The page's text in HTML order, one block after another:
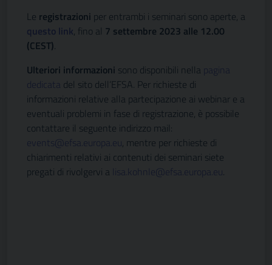
Le registrazioni per entrambi i seminari sono aperte, a
questo link, fino al 7 settembre 2023 alle 12.00
(CEST).
Ulteriori informazioni sono disponibili nella pagina
dedicata
del sito dell’EFSA. Per richieste di
informazioni relative alla partecipazione ai webinar e a
eventuali problemi in fase di registrazione, è possibile
contattare il seguente indirizzo mail:
events@efsa.europa.eu , mentre per richieste di
chiarimenti relativi ai contenuti dei seminari siete
pregati di rivolgervi a
lisa.kohnle@efsa.europa.eu .